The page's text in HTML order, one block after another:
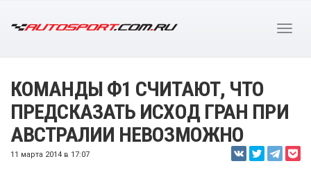
КОМАНДЫ Ф1 СЧИТАЮТ, ЧТО
ПРЕДСКАЗАТЬ ИСХОД ГРАН ПРИ
АВСТРАЛИИ НЕВОЗМОЖНО
11 марта 2014 в 17:07